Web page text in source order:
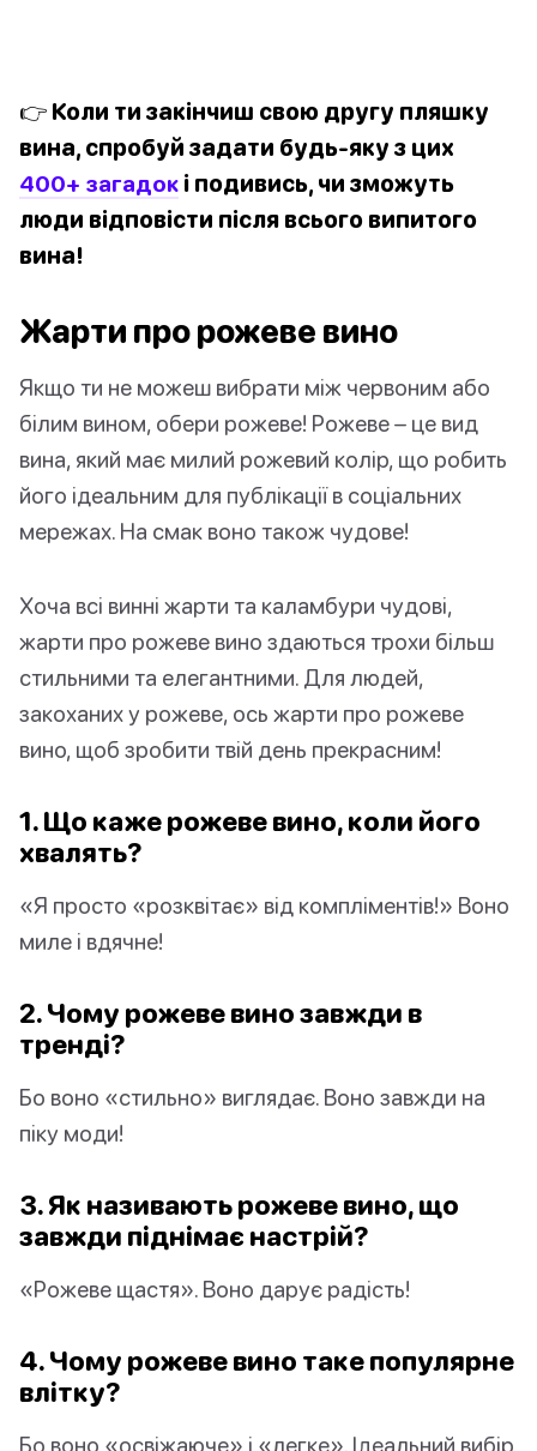
👉 Коли ти закінчиш свою другу пляшку
вина, спробуй задати будь-яку з цих
400+ загадок і подивись, чи зможуть
люди відповісти після всього випитого
вина!
Жарти про рожеве вино
Якщо ти не можеш вибрати між червоним або
білим вином, обери рожеве! Рожеве – це вид
вина, який має милий рожевий колір, що робить
його ідеальним для публікації в соціальних
мережах. На смак воно також чудове!
Хоча всі винні жарти та каламбури чудові,
жарти про рожеве вино здаються трохи більш
стильними та елегантними. Для людей,
закоханих у рожеве, ось жарти про рожеве
вино, щоб зробити твій день прекрасним!
1. Що каже рожеве вино, коли його
хвалять?
«Я просто «розквітає» від компліментів!» Воно
миле і вдячне!
2. Чому рожеве вино завжди в
тренді?
Бо воно «стильно» виглядає. Воно завжди на
піку моди!
3. Як називають рожеве вино, що
завжди піднімає настрій?
«Рожеве щастя». Воно дарує радість!
4. Чому рожеве вино таке популярне
влітку?
Бо воно «освіжаюче» і «легке». Ідеальний вибір